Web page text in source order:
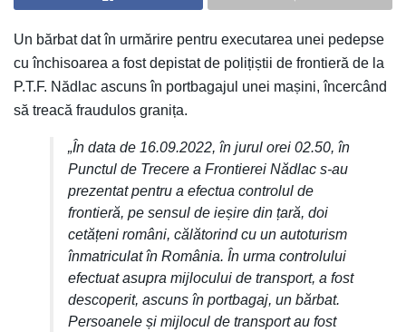
Un bărbat dat în urmărire pentru executarea unei pedepse
cu închisoarea a fost depistat de polițiștii de frontieră de la
P.T.F. Nădlac ascuns în portbagajul unei mașini, încercând
să treacă fraudulos granița.
„În data de 16.09.2022, în jurul orei 02.50, în
Punctul de Trecere a Frontierei Nădlac s-au
prezentat pentru a efectua controlul de
frontieră, pe sensul de ieșire din țară, doi
cetățeni români, călătorind cu un autoturism
înmatriculat în România. În urma controlului
efectuat asupra mijlocului de transport, a fost
descoperit, ascuns în portbagaj, un bărbat.
Persoanele și mijlocul de transport au fost